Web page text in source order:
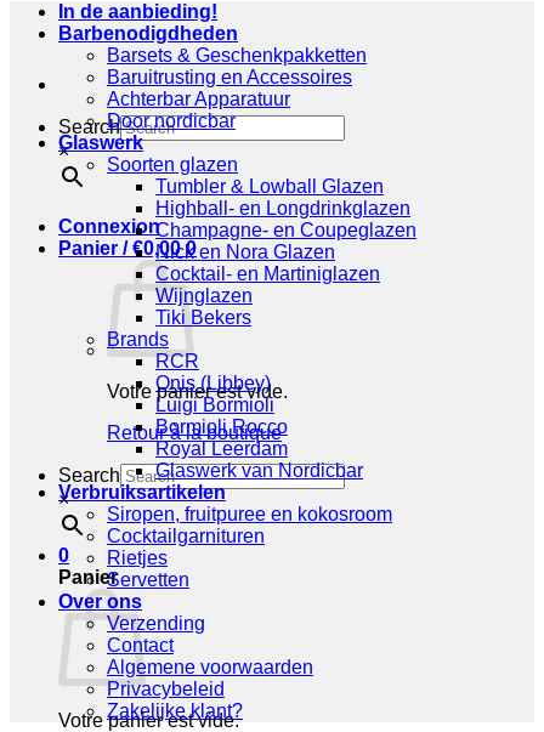
Search
×
Connexion
Panier /€0,00 0
Votre panier est vide.
Retour à la boutique
Search
×
0
Panier
Votre panier est vide.
In de aanbieding!
Barbenodigdheden
Barsets & Geschenkpakketten
Baruitrusting en Accessoires
Achterbar Apparatuur
Door nordicbar
Glaswerk
Soorten glazen
Tumbler & Lowball Glazen
Highball- en Longdrinkglazen
Champagne- en Coupeglazen
Nick en Nora Glazen
Cocktail- en Martiniglazen
Wijnglazen
Tiki Bekers
Brands
RCR
Onis (Libbey)
Luigi Bormioli
Bormioli Rocco
Royal Leerdam
Glaswerk van Nordicbar
Verbruiksartikelen
Siropen, fruitpuree en kokosroom
Cocktailgarnituren
Rietjes
Servetten
Over ons
Verzending
Contact
Algemene voorwaarden
Privacybeleid
Zakelijke klant?